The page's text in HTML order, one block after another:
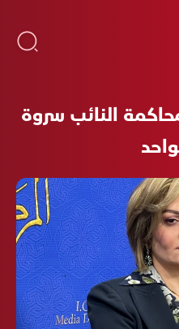
النائب سروة